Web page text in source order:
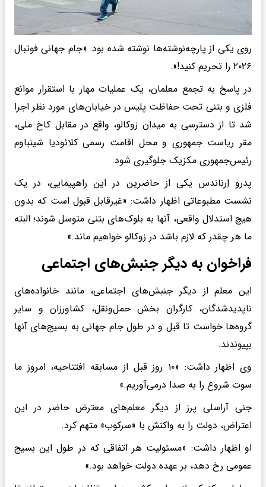
روی یکی از پارچه‌نوشته‌ها نوشته شده بود: «جام جهانی فوتبال
۲۰۲۶ را تحریم کنید!».
در پاسخ به تجمع معلمان، یک عملیات مهار با استقرار موانع
فلزی و بتنی تحت حفاظت پلیس در خیابان‌های مورد نظر اجرا
شد تا از دسترسی به میدان زوکالو، واقع در مقابل کاخ ملی،
مقر ریاست جمهوری و محل اقامت رسمی کلائودیا شینباوم
رئیس‌جمهوری مکزیک جلوگیری شود.
پدرو اِرناندس یکی از حاضرین در این راهپیمایی، در یک
نشست مطبوعاتی اظهار داشت: «غیرقابل قبول است که بدون
هیچ استدلال واقعی، آنها به بلوک‌های بتنی متوسل شوند؛ البته
ما هر چقدر که لازم باشد در زوکالو خواهیم ماند.»
فراخوان به دیگر جنبش‌های اجتماعی
این معلم از دیگر جنبش‌های اجتماعی، مانند خانواده‌های
ناپدیدشدگان، کارگران بخش حمل‌ونقل، کشاورزان و سایر
گروه‌ها خواست تا قبل و در طول جام جهانی به بسیج‌های آنها
بپیوندند.
وی اظهار داشت: «۱۰ روز قبل از مسابقه افتتاحیه، امروز ما
سوت شروع را به صدا درمی‌آوریم.»
جنی آراسلی پرز از دیگر معلم‌های معترض حاضر در این
اعتراض، دولت را به واکنش با «سرکوب» متهم کرد.
او اظهار داشت: «مسئولیت هر اتفاقی که در طول این بسیج
عمومی رخ دهد، بر عهده دولت خواهد بود.»